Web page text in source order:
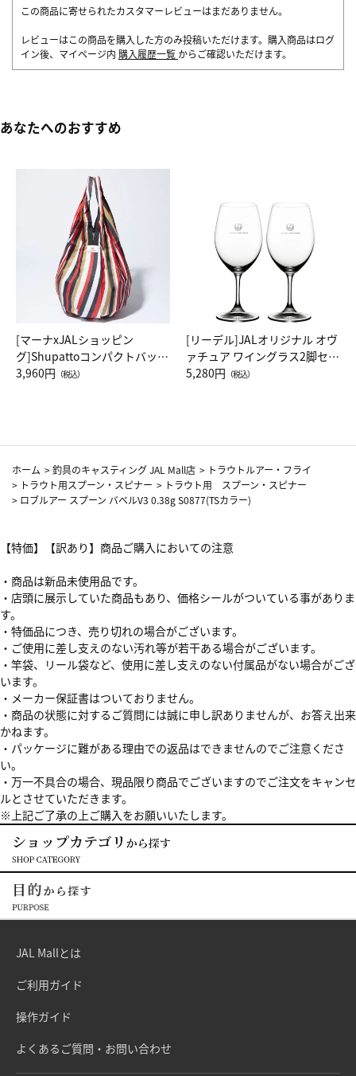
この商品に寄せられたカスタマーレビューはまだありません。
レビューはこの商品を購入した方のみ投稿いただけます。購入商品はログ
イン後、マイページ内 購入履歴一覧 からご確認いただけます。
あなたへのおすすめ
[マーナxJALショッピン
グ]Shupattoコンパクトバッグ
Drop JAL客室乗務員（LC）ス
3,960円 （税込）
[リーデル]JALオリジナル オヴ
ァチュア ワイングラス2脚セッ
ト（レッドワイン）
5,280円 （税込）
ホーム >釣具のキャスティング JAL Mall店 > トラウトルアー・フライ
> トラウト用スプーン・スピナー > トラウト用 スプーン・スピナー
> ロブルアー スプーン バベルV3 0.38g S0877(TSカラー)
【特価】【訳あり】商品ご購入においての注意
・商品は新品未使用品です。
・店頭に展示していた商品もあり、価格シールがついている事がありま
す。
・特価品につき、売り切れの場合がございます。
・ご使用に差し支えのない汚れ等が若干ある場合がございます。
・竿袋、リール袋など、使用に差し支えのない付属品がない場合がござ
います。
・メーカー保証書はついておりません。
・商品の状態に対するご質問には誠に申し訳ありませんが、お答え出来
かねます。
・パッケージに難がある理由での返品はできませんのでご注意くださ
い。
・万一不具合の場合、現品限り商品でございますのでご注文をキャンセ
ルとさせていただきます。
※上記ご了承の上ご購入をお願いいたします。
JAL Mallとは
ご利用ガイド
操作ガイド
よくあるご質問・お問い合わせ